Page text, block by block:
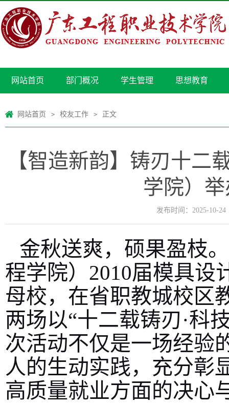
网站首页 部门概况 学生管理 思想教育
网站首页 > 校友工作 > 正文
【智造新韵】铸刃十
学院）
发布时间：2025-10-24
金秋送爽，硕果盈枝
程学院）2010届模具设
母校，在省职教城校区
两场以“十二载铸刃·科
次活动不仅是一场经验
人的生动实践，充分彰
高质量就业方面的决心